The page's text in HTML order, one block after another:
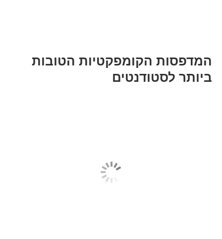
המדפסות הקומפקטיות הטובות
ביותר לסטודנטים